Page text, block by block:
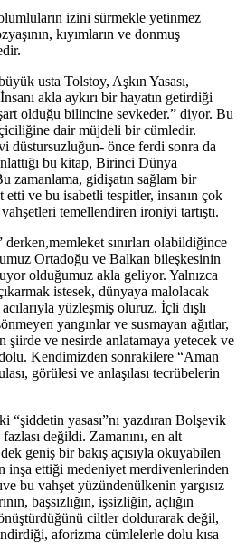
izini sürmekle yetinmez
kıyımların ve donmuş
usta Tolstoy, Aşkın Yasası,
akla aykırı bir hayatın getirdiği
olduğu bilincine sevkeder.” diyor. Bu
dair müjdeli bir cümledir.
düstursuzluğun- önce ferdi sonra da
bu kitap, Birinci Dünya
zamanlama, gidişatın sağlam bir
etti ve bu isabetli tespitler, insanın çok
temellendiren ironiyi tartıştı.
sınırları olabildiğince
Ortadoğu ve Balkan bileşkesinin
olduğumuz akla geliyor. Yalnızca
istesek, dünyaya malolacak
yüzleşmiş oluruz. İçli dışlı
yangınlar ve susmayan ağıtlar,
şiirde ve nesirde anlatamaya yetecek ve
Kendimizden sonrakilere “Aman
görülesi ve anlaşılası tecrübelerin
“şiddetin yasası”nı yazdıran Bolşevik
değildi. Zamanını, en alt
geniş bir bakış açısıyla okuyabilen
inşa ettiği medeniyet merdivenlerinden
bu vahşet yüzündenülkenin yargısız
başsızlığın, işsizliğin, açlığın
ciltler doldurarak değil,
aforizma cümlelerle dolu kısa